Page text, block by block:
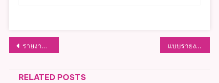
แนะแนว
เรื่อง
รายงานผลการดำเนินงานตามแผนปฏิบัติการลดใช้พลังงาน แบบรายงานภาพถ่ายสมาชิกในครัวเรือนคู่กับถังขยะเปียก ลดโลกร้อน
RELATED POSTS